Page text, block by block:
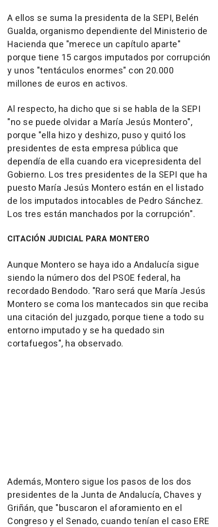
A ellos se suma la presidenta de la SEPI, Belén
Gualda, organismo dependiente del Ministerio de
Hacienda que "merece un capítulo aparte"
porque tiene 15 cargos imputados por corrupción
y unos "tentáculos enormes" con 20.000
millones de euros en activos.
Al respecto, ha dicho que si se habla de la SEPI
"no se puede olvidar a María Jesús Montero",
porque "ella hizo y deshizo, puso y quitó los
presidentes de esta empresa pública que
dependía de ella cuando era vicepresidenta del
Gobierno. Los tres presidentes de la SEPI que ha
puesto María Jesús Montero están en el listado
de los imputados intocables de Pedro Sánchez.
Los tres están manchados por la corrupción".
CITACIÓN JUDICIAL PARA MONTERO
Aunque Montero se haya ido a Andalucía sigue
siendo la número dos del PSOE federal, ha
recordado Bendodo. "Raro será que María Jesús
Montero se coma los mantecados sin que reciba
una citación del juzgado, porque tiene a todo su
entorno imputado y se ha quedado sin
cortafuegos", ha observado.
Además, Montero sigue los pasos de los dos
presidentes de la Junta de Andalucía, Chaves y
Griñán, que "buscaron el aforamiento en el
Congreso y el Senado, cuando tenían el caso ERE